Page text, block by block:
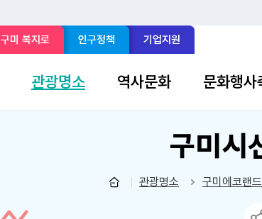
구미 복지로 인구정책 기업지원
관광명소 역사문화 문화행사
구미시
관광명소 구미에코랜드